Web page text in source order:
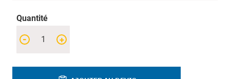
Quantité
+
-